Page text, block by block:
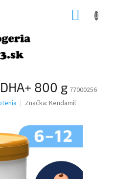
800 g 77000256
Značka: Kendamil